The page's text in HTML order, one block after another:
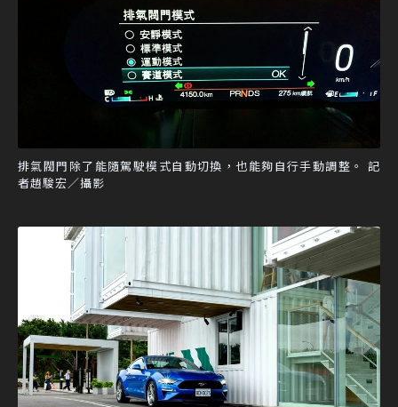
排氣閥門除了能隨駕駛模式自動切換，也能夠自行手動調整。 記
者趙駿宏／攝影